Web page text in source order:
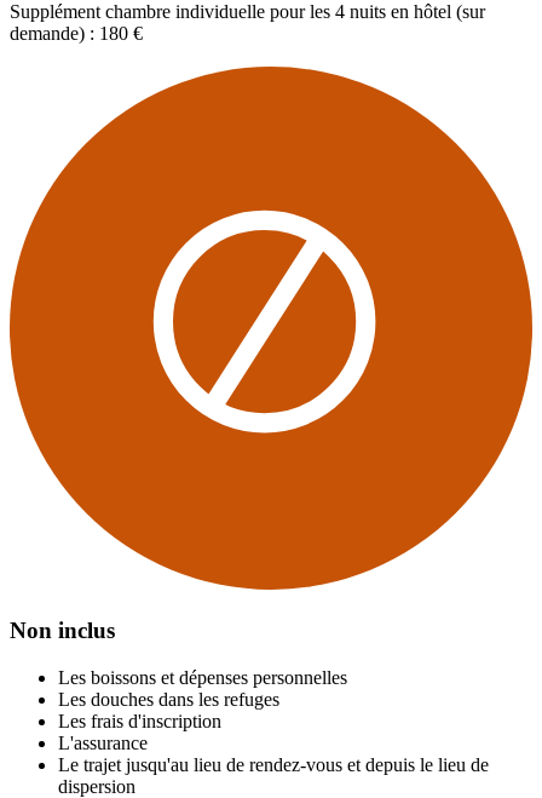
Supplément chambre individuelle pour les 4 nuits en hôtel (sur
demande) : 180 €
Non inclus
Les boissons et dépenses personnelles
Les douches dans les refuges
Les frais d'inscription
L'assurance
Le trajet jusqu'au lieu de rendez-vous et depuis le lieu de
dispersion